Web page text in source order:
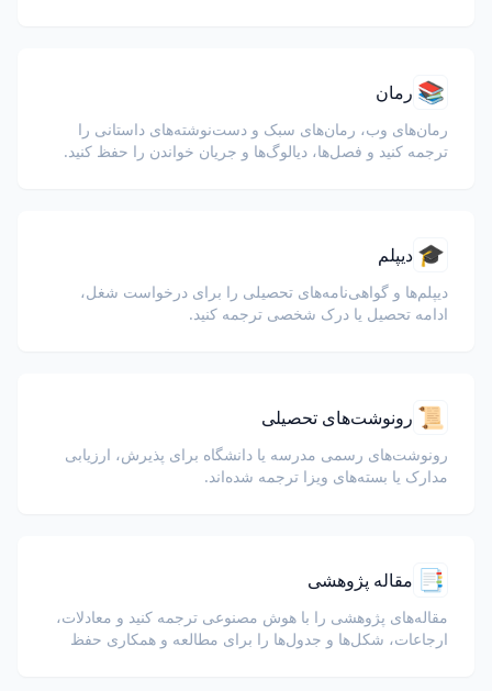
📚 رمان
رمان‌های وب، رمان‌های سبک و دست‌نوشته‌های داستانی را
ترجمه کنید و فصل‌ها، دیالوگ‌ها و جریان خواندن را حفظ کنید.
🎓 دیپلم
دیپلم‌ها و گواهی‌نامه‌های تحصیلی را برای درخواست شغل،
ادامه تحصیل یا درک شخصی ترجمه کنید.
📜 رونوشت‌های تحصیلی
رونوشت‌های رسمی مدرسه یا دانشگاه برای پذیرش، ارزیابی
مدارک یا بسته‌های ویزا ترجمه شده‌اند.
📑 مقاله پژوهشی
مقاله‌های پژوهشی را با هوش مصنوعی ترجمه کنید و معادلات،
ارجاعات، شکل‌ها و جدول‌ها را برای مطالعه و همکاری حفظ